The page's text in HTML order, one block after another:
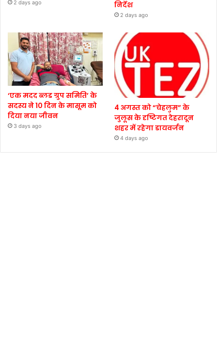
2 days ago निर्देश
2 days ago
‘एक मदद ब्लड ग्रुप समिति’ के
सदस्य ने 10 दिन के मासूम को
दिया नया जीवन
3 days ago
4 अगस्त को “चेहलुम” के
जुलूस के दृष्टिगत देहरादून
शहर में रहेगा डायवर्जन
4 days ago